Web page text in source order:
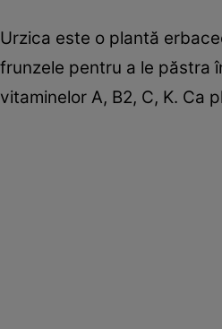
Urzica este o plantă
frunzele pentru a le păstra
vitaminelor A, B2, C, K. Ca